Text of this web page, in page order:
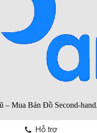
Hỗ trợ